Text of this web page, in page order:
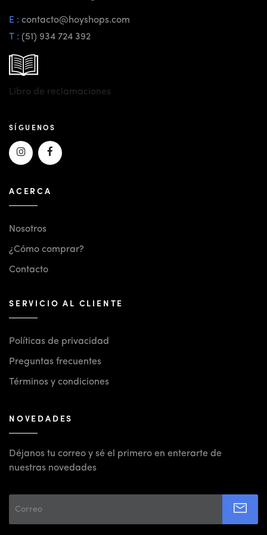
E : contacto@hoyshops.com
T : (51) 934 724 392
Libro de reclamaciones
SÍGUENOS
ACERCA
Nosotros
¿Cómo comprar?
Contacto
SERVICIO AL CLIENTE
Políticas de privacidad
Preguntas frecuentes
Términos y condiciones
NOVEDADES
Déjanos tu correo y sé el primero en enterarte de
nuestras novedades